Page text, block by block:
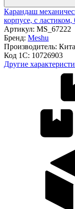
Карандаш
корпусе, с
Артикул: MS_67222
Бренд: Meshu
Производитель:
Код 1С: 10726903
Другие